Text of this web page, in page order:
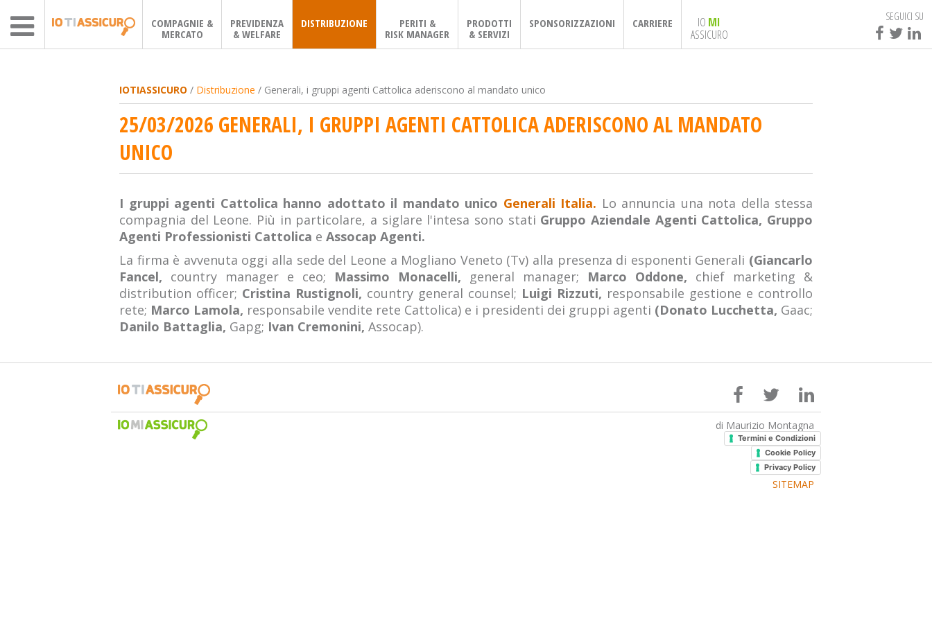
COMPAGNIE &
MERCATO
PREVIDENZA
& WELFARE
DISTRIBUZIONE
PERITI &
RISK MANAGER
PRODOTTI
& SERVIZI
SPONSORIZZAZIONI CARRIERE IO MI
ASSICURO
SEGUICI SU
IOTIASSICURO / Distribuzione / Generali, i gruppi agenti Cattolica aderiscono al mandato unico
25/03/2026 GENERALI, I GRUPPI AGENTI CATTOLICA ADERISCONO AL MANDATO
UNICO
I gruppi agenti Cattolica hanno adottato il mandato unico Generali Italia. Lo annuncia una nota della stessa
compagnia del Leone. Più in particolare, a siglare l'intesa sono stati Gruppo Aziendale Agenti Cattolica, Gruppo
Agenti Professionisti Cattolica e Assocap Agenti.
La firma è avvenuta oggi alla sede del Leone a Mogliano Veneto (Tv) alla presenza di esponenti Generali (Giancarlo
Fancel, country manager e ceo; Massimo Monacelli, general manager; Marco Oddone, chief marketing &
distribution officer; Cristina Rustignoli, country general counsel; Luigi Rizzuti, responsabile gestione e controllo
rete; Marco Lamola, responsabile vendite rete Cattolica) e i presidenti dei gruppi agenti (Donato Lucchetta, Gaac;
Danilo Battaglia, Gapg; Ivan Cremonini, Assocap).
di Maurizio Montagna
Termini e Condizioni
Cookie Policy
Privacy Policy
SITEMAP